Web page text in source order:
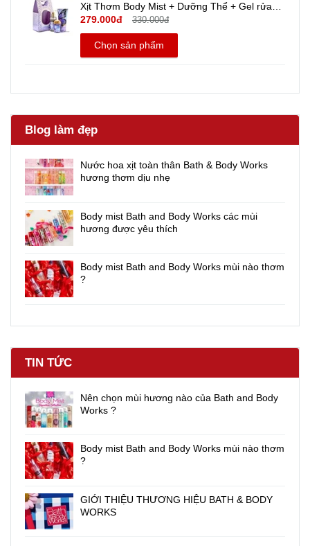
Xịt Thơm Body Mist + Dưỡng Thể + Gel rửa
tay khô mini - Bath And Body Works | Travel
Size
279.000đ 330.000đ
Chọn sản phẩm
Blog làm đẹp
Nước hoa xịt toàn thân Bath & Body Works
hương thơm dịu nhẹ
Body mist Bath and Body Works các mùi
hương được yêu thích
Body mist Bath and Body Works mùi nào thơm
?
TIN TỨC
Nên chọn mùi hương nào của Bath and Body
Works ?
Body mist Bath and Body Works mùi nào thơm
?
GIỚI THIỆU THƯƠNG HIỆU BATH & BODY
WORKS